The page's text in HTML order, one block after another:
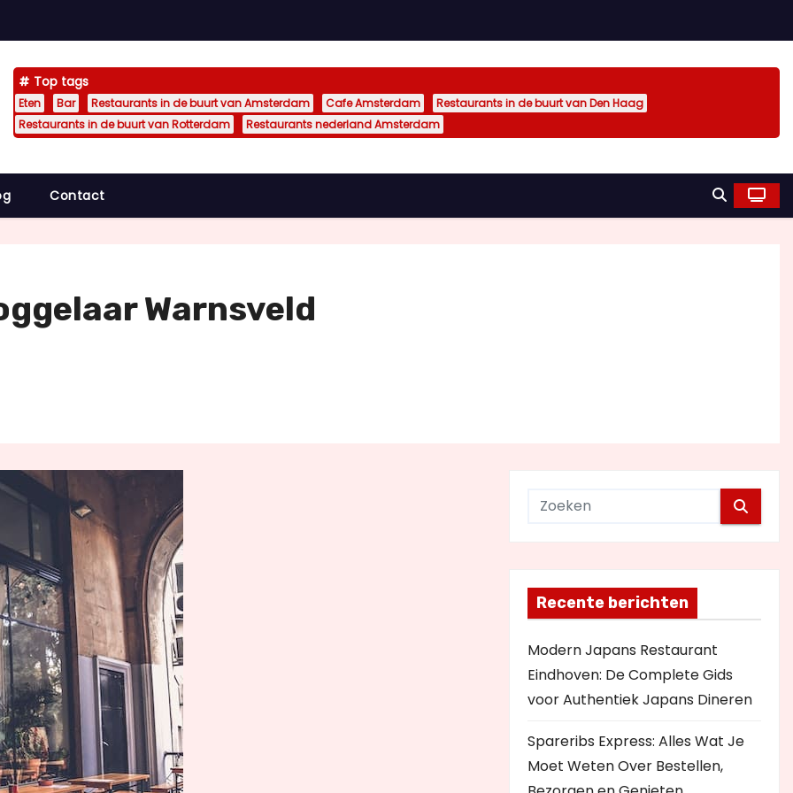
Top tags
Eten Bar Restaurants in de buurt van Amsterdam Cafe Amsterdam
Restaurants in de buurt van Den Haag
Restaurants in de buurt van Rotterdam
Restaurants nederland Amsterdam
Contact
Warnsveld
Recente berichten
Modern Japans Restaurant
Eindhoven: De Complete Gids
voor Authentiek Japans Dineren
Spareribs Express: Alles Wat Je
Moet Weten Over Bestellen,